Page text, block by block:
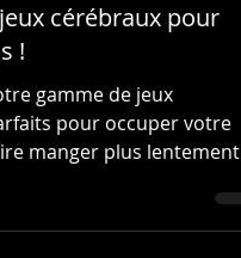
cérébraux pour
!
gamme de jeux
pour occuper votre
manger plus lentement.